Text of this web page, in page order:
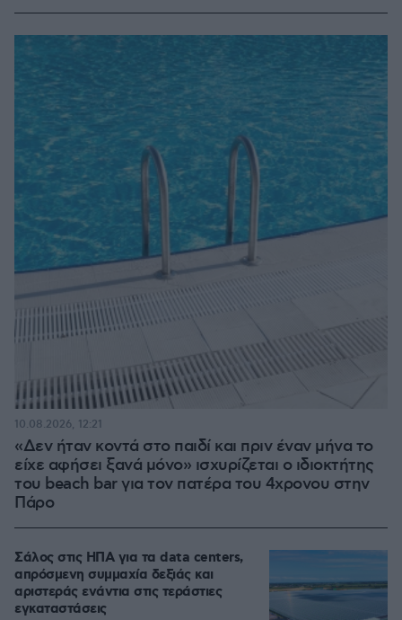
«Δεν ήταν κοντά στο παιδί και πριν έναν μήνα το
είχε αφήσει ξανά μόνο» ισχυρίζεται ο ιδιοκτήτης
του beach bar για τον πατέρα του 4χρονου στην
Πάρο
10.08.2026, 12:21
Σάλος στις ΗΠΑ για τα data centers,
απρόσμενη συμμαχία δεξιάς και
αριστεράς ενάντια στις τεράστιες
εγκαταστάσεις